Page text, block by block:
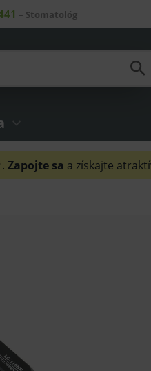
– Stomatológ
Zapojte sa a získajte